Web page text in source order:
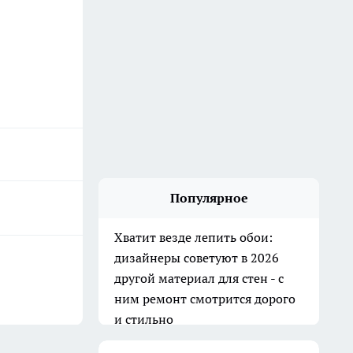
Популярное
Хватит везде лепить обои:
дизайнеры советуют в 2026
другой материал для стен - с
ним ремонт смотрится дорого
и стильно